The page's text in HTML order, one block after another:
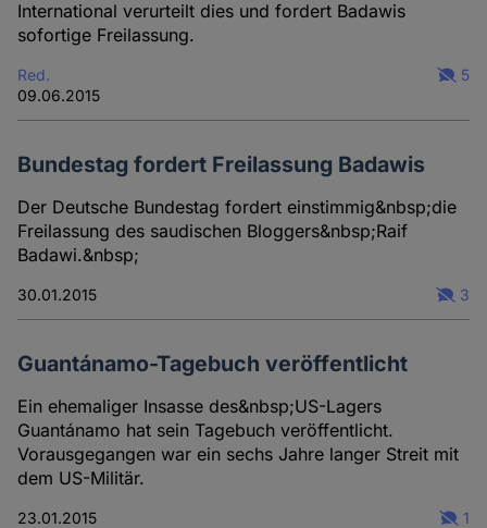
International verurteilt dies und fordert Badawis
sofortige Freilassung.
Red.
09.06.2015
5
Bundestag fordert Freilassung Badawis
Der Deutsche Bundestag fordert einstimmig&nbsp;die
Freilassung des saudischen Bloggers&nbsp;Raif
Badawi.&nbsp;
30.01.2015 3
Guantánamo-Tagebuch veröffentlicht
Ein ehemaliger Insasse des&nbsp;US-Lagers
Guantánamo hat sein Tagebuch veröffentlicht.
Vorausgegangen war ein sechs Jahre langer Streit mit
dem US-Militär.
23.01.2015 1